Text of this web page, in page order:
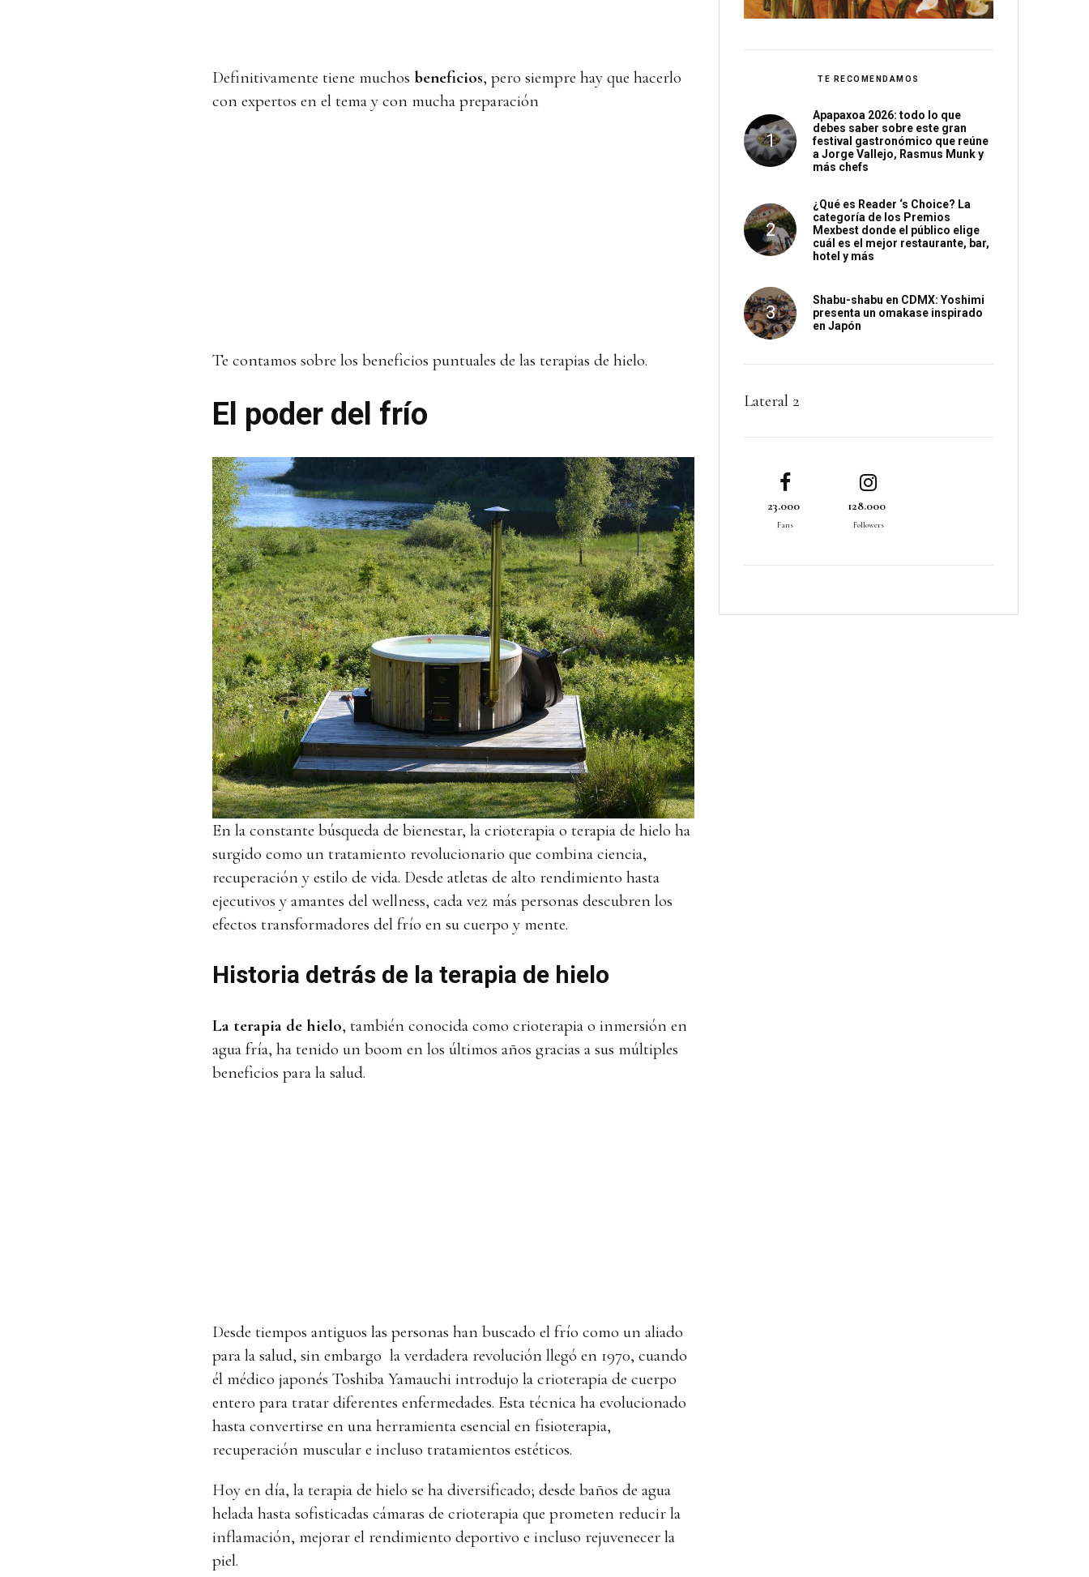
Definitivamente tiene muchos beneficios, pero siempre hay que hacerlo
con expertos en el tema y con mucha preparación
Te contamos sobre los beneficios puntuales de las terapias de hielo.
El poder del frío
En la constante búsqueda de bienestar, la crioterapia o terapia de hielo ha
surgido como un tratamiento revolucionario que combina ciencia,
recuperación y estilo de vida. Desde atletas de alto rendimiento hasta
ejecutivos y amantes del wellness, cada vez más personas descubren los
efectos transformadores del frío en su cuerpo y mente.
Historia detrás de la terapia de hielo
La terapia de hielo, también conocida como crioterapia o inmersión en
agua fría, ha tenido un boom en los últimos años gracias a sus múltiples
beneficios para la salud.
Desde tiempos antiguos las personas han buscado el frío como un aliado
para la salud, sin embargo la verdadera revolución llegó en 1970, cuando
él médico japonés Toshiba Yamauchi introdujo la crioterapia de cuerpo
entero para tratar diferentes enfermedades. Esta técnica ha evolucionado
hasta convertirse en una herramienta esencial en fisioterapia,
recuperación muscular e incluso tratamientos estéticos.
Hoy en día, la terapia de hielo se ha diversificado; desde baños de agua
helada hasta sofisticadas cámaras de crioterapia que prometen reducir la
inflamación, mejorar el rendimiento deportivo e incluso rejuvenecer la
piel.
TE RECOMENDAMOS
Apapaxoa 2026: todo lo que
debes saber sobre este gran
festival gastronómico que reúne
a Jorge Vallejo, Rasmus Munk y
más chefs
¿Qué es Reader ‘s Choice? La
categoría de los Premios
Mexbest donde el público elige
cuál es el mejor restaurante, bar,
hotel y más
Shabu-shabu en CDMX: Yoshimi
presenta un omakase inspirado
en Japón
Lateral 2
23.000
Fans
128.000
Followers